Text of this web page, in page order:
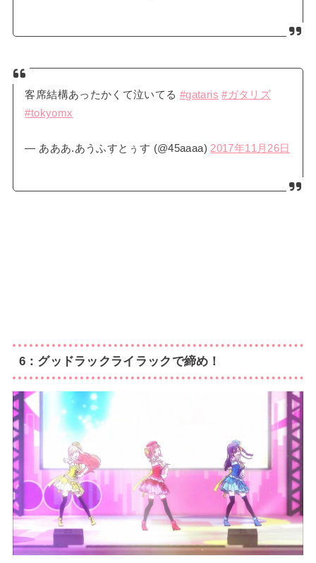
客席結構あったかくて泣いてる #gataris #ガタリズ
#tokyomx
— あああ.あうふすとぅす (@45aaaa) 2017年11月26日
6：グッドラックライラックで締め！